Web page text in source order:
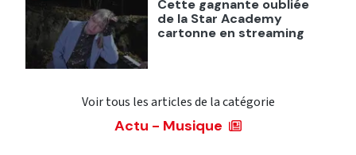
Cette gagnante oubliée
de la Star Academy
cartonne en streaming
Voir tous les articles de la catégorie
Actu - Musique